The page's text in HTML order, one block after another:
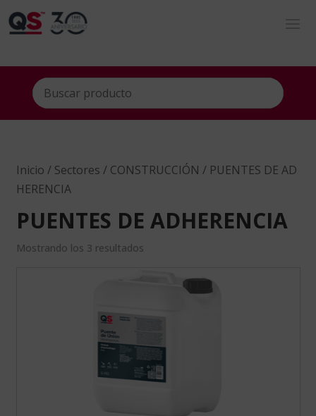
Inicio / Sectores / CONSTRUCCIÓN / PUENTES DE AD
HERENCIA
PUENTES DE ADHERENCIA
Mostrando los 3 resultados